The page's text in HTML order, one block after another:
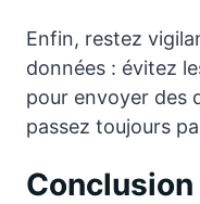
Enfin, restez
données : évitez
pour envoyer des
passez toujours